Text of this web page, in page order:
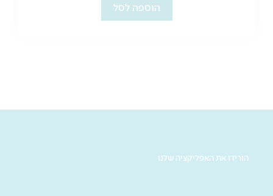
הוספה לסל
הורידו את האפליקציה שלנו